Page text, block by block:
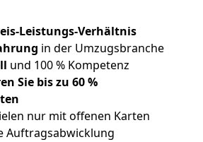
Leistungs-Verhältnis
in der Umzugsbranche
und 100 % Kompetenz
Sie bis zu 60 %
nur mit offenen Karten
Auftragsabwicklung